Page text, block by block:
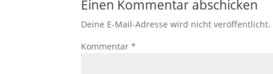
Einen Kommentar abschicken
Deine E-Mail-Adresse wird nicht veröffentlicht.
Kommentar*